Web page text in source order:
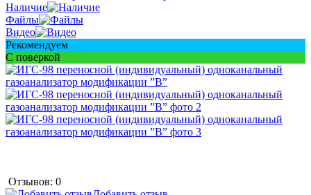
Наличие
Файлы
Видео
Рекомендуем
С поверкой
Отзывов: 0